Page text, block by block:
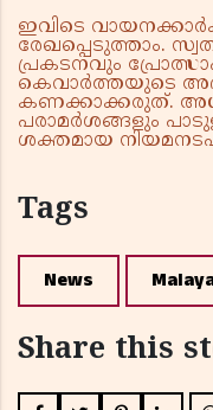
ഇവിടെ
രേഖപ്പെടുത്താം.
പ്രകടനവും
കെവാർത്തയുടെ
കണക്കാക്കരുത്.
പരാമർശങ്ങളും
ശക്തമായ
Tags
News
Share this